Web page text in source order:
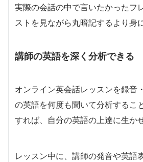
実際の会話の中で言いたかったフ
ストを見ながら丸暗記するより身
講師の英語を深く分析できる
オンライン英会話レッスンを録音
の英語を何度も聞いて分析するこ
すれば、自分の英語の上達に生か
レッスン中に、講師の発音や英語